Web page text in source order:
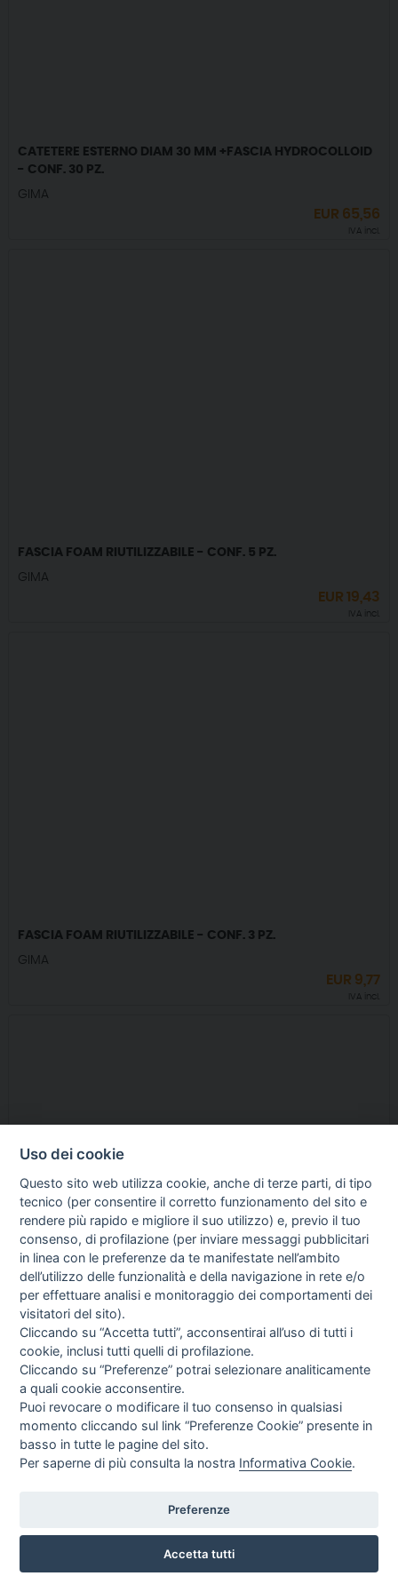
CATETERE ESTERNO DIAM 30 MM +FASCIA HYDROCOLLOID
- CONF. 30 PZ.
GIMA
EUR 65,56
IVA incl.
FASCIA FOAM RIUTILIZZABILE - CONF. 5 PZ.
GIMA
EUR19,43
IVA incl.
FASCIA FOAM RIUTILIZZABILE - CONF. 3 PZ.
GIMA
EUR 9,77
IVA incl.
FASCIA BIADESIVA HYDROCOLLOID - CONF. 30 PZ.
GIMA
EUR 26,46
Uso dei cookie
Questo sito web utilizza cookie, anche di terze parti, di tipo
tecnico (per consentire il corretto funzionamento del sito e
rendere più rapido e migliore il suo utilizzo) e, previo il tuo
consenso, di profilazione (per inviare messaggi pubblicitari
in linea con le preferenze da te manifestate nell’ambito
dell’utilizzo delle funzionalità e della navigazione in rete e/o
per effettuare analisi e monitoraggio dei comportamenti dei
visitatori del sito).
Cliccando su “Accetta tutti”, acconsentirai all’uso di tutti i
cookie, inclusi tutti quelli di profilazione.
Cliccando su “Preferenze” potrai selezionare analiticamente
a quali cookie acconsentire.
Puoi revocare o modificare il tuo consenso in qualsiasi
momento cliccando sul link “Preferenze Cookie” presente in
basso in tutte le pagine del sito.
Per saperne di più consulta la nostra Informativa Cookie.
Preferenze
Accetta tutti